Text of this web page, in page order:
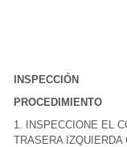
INSPECCIÓN
PROCEDIMIENTO
1. INSPECCIONE EL
TRASERA IZQUIERDA